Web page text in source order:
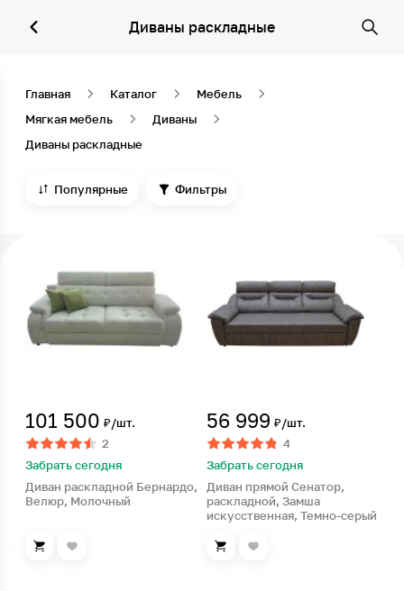
Диваны раскладные
Главная Каталог
Мебель
Мягкая мебель
Диваны
Диваны раскладные
Популярные Фильтры
101 500 ₽/шт.
2
Забрать сегодня
Диван раскладной Бернардо,
Велюр, Молочный
56 999 ₽/шт.
4
Забрать сегодня
Диван прямой Сенатор,
раскладной, Замша
искусственная, Темно-серый